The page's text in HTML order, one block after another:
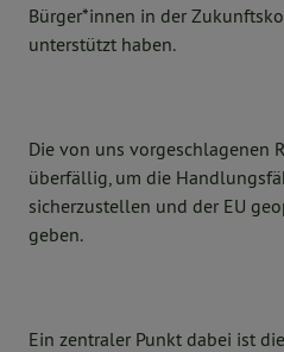
Bürger*innen in der
unterstützt haben.
Die von uns vorgeschlagenen
überfällig, um die
sicherzustellen und der EU
geben.
Ein zentraler Punkt dabei ist